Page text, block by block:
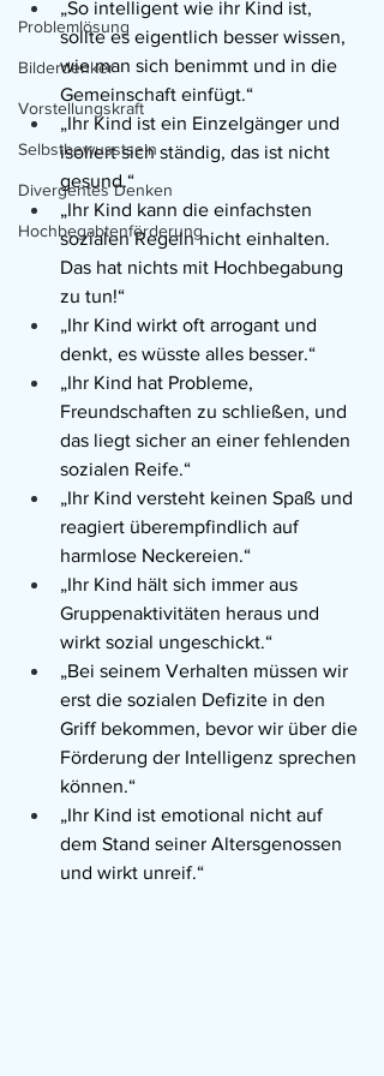
Problemlösung
Bilderdenker
Vorstellungskraft
Selbstbewusstsein
Divergentes Denken
Hochbegabtenförderung
„So intelligent wie ihr Kind ist,
sollte es eigentlich besser wissen,
wie man sich benimmt und in die
Gemeinschaft einfügt.“
„Ihr Kind ist ein Einzelgänger und
isoliert sich ständig, das ist nicht
gesund.“
„Ihr Kind kann die einfachsten
sozialen Regeln nicht einhalten.
Das hat nichts mit Hochbegabung
zu tun!“
„Ihr Kind wirkt oft arrogant und
denkt, es wüsste alles besser.“
„Ihr Kind hat Probleme,
Freundschaften zu schließen, und
das liegt sicher an einer fehlenden
sozialen Reife.“
„Ihr Kind versteht keinen Spaß und
reagiert überempfindlich auf
harmlose Neckereien.“
„Ihr Kind hält sich immer aus
Gruppenaktivitäten heraus und
wirkt sozial ungeschickt.“
„Bei seinem Verhalten müssen wir
erst die sozialen Defizite in den
Griff bekommen, bevor wir über die
Förderung der Intelligenz sprechen
können.“
„Ihr Kind ist emotional nicht auf
dem Stand seiner Altersgenossen
und wirkt unreif.“